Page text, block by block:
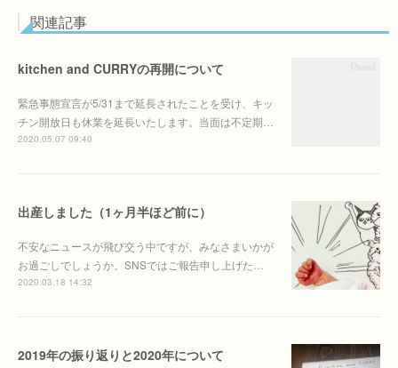
関連記事
kitchen and CURRYの再開について
緊急事態宣言が5/31まで延長されたことを受け、キッ
チン開放日も休業を延長いたします。当面は不定期…
2020.05.07 09:40
出産しました（1ヶ月半ほど前に）
不安なニュースが飛び交う中ですが、みなさまいかが
お過ごしでしょうか。SNSではご報告申し上げた…
2020.03.18 14:32
2019年の振り返りと2020年について